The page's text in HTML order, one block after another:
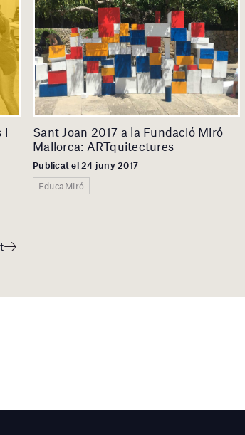
i
Sant Joan 2017 a la Fundació Miró
Mallorca: ARTquitectures
Publicat el 24 juny 2017
EducaMiró